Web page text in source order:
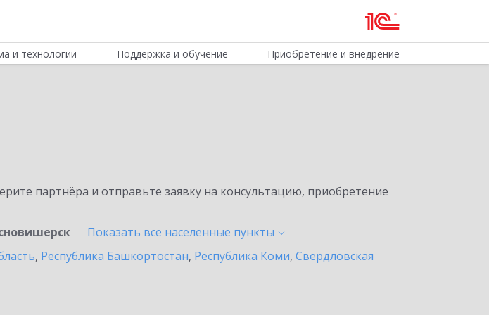
и технологии Поддержка и обучение Приобретение и внедрение
партнёра и отправьте заявку на консультацию, приобретение
Показать все населенные пункты
, Республика Башкортостан, Республика Коми, Свердловская